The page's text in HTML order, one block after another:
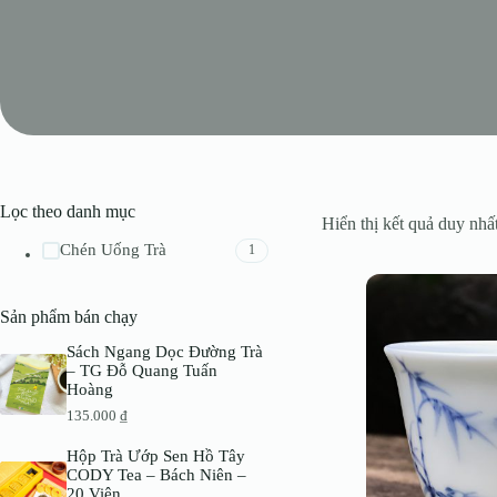
Hiển thị kết quả duy
Lọc theo danh mục
Chén Uống Trà 1
Sản phẩm bán chạy
Sách Ngang Dọc Đường Trà
– TG Đỗ Quang Tuấn
Hoàng
135.000₫
Hộp Trà Ướp Sen Hồ Tây
CODY Tea – Bách Niên –
20 Viên